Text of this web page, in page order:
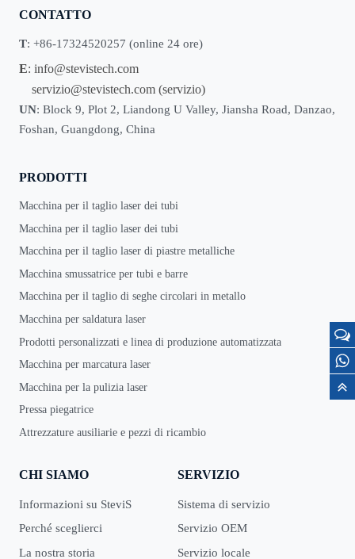
CONTATTO
T: +86-17324520257 (online 24 ore)
E: info@stevistech.com
servizio@stevistech.com (servizio)
UN: Block 9, Plot 2, Liandong U Valley, Jiansha Road, Danzao,
Foshan, Guangdong, China
PRODOTTI
Macchina per il taglio laser dei tubi
Macchina per il taglio laser dei tubi
Macchina per il taglio laser di piastre metalliche
Macchina smussatrice per tubi e barre
Macchina per il taglio di seghe circolari in metallo
Macchina per saldatura laser
Prodotti personalizzati e linea di produzione automatizzata
Macchina per marcatura laser
Macchina per la pulizia laser
Pressa piegatrice
Attrezzature ausiliarie e pezzi di ricambio
CHI SIAMO
Informazioni su SteviS
Perché sceglierci
La nostra storia
SERVIZIO
Sistema di servizio
Servizio OEM
Servizio locale